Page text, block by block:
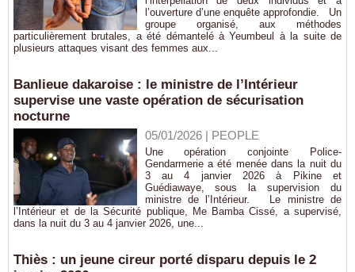
l’ouverture d’une enquête approfondie. Un
groupe organisé, aux méthodes
particulièrement brutales, a été démantelé à Yeumbeul à la suite de
plusieurs attaques visant des femmes aux...
Banlieue dakaroise : le ministre de l’Intérieur
supervise une vaste opération de sécurisation
nocturne
05/01/2026| PEOPLE
Une opération conjointe Police-
Gendarmerie a été menée dans la nuit du
3 au 4 janvier 2026 à Pikine et
Guédiawaye, sous la supervision du
ministre de l’Intérieur. Le ministre de
l’Intérieur et de la Sécurité publique, Me Bamba Cissé, a supervisé,
dans la nuit du 3 au 4 janvier 2026, une...
Thiès : un jeune cireur porté disparu depuis le 2